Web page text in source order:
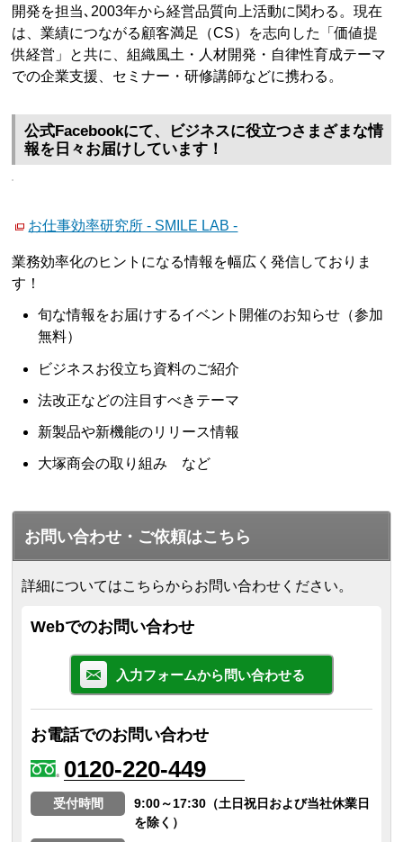
開発を担当､2003年から経営品質向上活動に関わる。現在
は、業績につながる顧客満足（CS）を志向した「価値提
供経営」と共に、組織風土・人材開発・自律性育成テーマ
での企業支援、セミナー・研修講師などに携わる。
公式Facebookにて、ビジネスに役立つさまざまな情
報を日々お届けしています！
お仕事効率研究所 - SMILE LAB -
業務効率化のヒントになる情報を幅広く発信しておりま
す！
旬な情報をお届けするイベント開催のお知らせ（参加
無料）
ビジネスお役立ち資料のご紹介
法改正などの注目すべきテーマ
新製品や新機能のリリース情報
大塚商会の取り組み など
お問い合わせ・ご依頼はこちら
詳細についてはこちらからお問い合わせください。
Webでのお問い合わせ
入力フォームから問い合わせる
お電話でのお問い合わせ
0120-220-449
受付時間
9:00～17:30（土日祝日および当社休業日
を除く）